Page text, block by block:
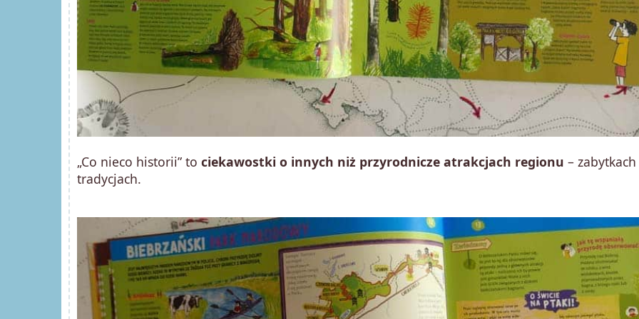
„Co nieco historii” to ciekawostki o innych niż przyrodnicze atrakcjach regionu –
tradycjach.